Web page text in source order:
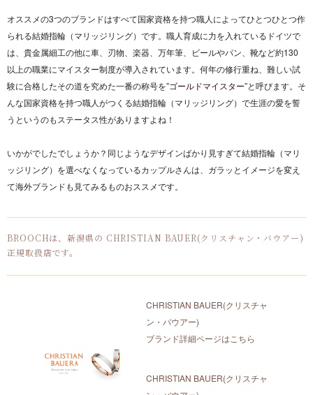
オススメの3つのブランドはすべて国家資格を持つ職人によってひとつひとつ作
られる結婚指輪（マリッジリング）です。職人育成に力を入れているドイツで
は、貴金属細工の他に車、刃物、楽器、万年筆、ビールやパン、靴など約130
以上の職業にマイスター制度が導入されています。何年の修行重ね、難しい試
験に合格したその道を究めた一番の称号を”ゴールドマイスター”と呼びます。そ
んな国家資格を持つ職人がつくる結婚指輪（マリッジリング）で生涯の愛を誓
うというのもステータス性がありますよね！
いかがでしたでしょうか？同じようなデザインばかり見すぎて結婚指輪（マリ
ッジリング）を選べなくなっているカップルさんは、ガラッとイメージを変え
て海外ブランドも見てみるものおススメです。
BROOCHは、新潟県の CHRISTIAN BAUER(クリスチャン・バウアー)
正規取扱店です。
CHRISTIAN BAUER(クリスチャ
ン・バウアー)
ブランド詳細ページはこちら
CHRISTIAN BAUER(クリスチャ